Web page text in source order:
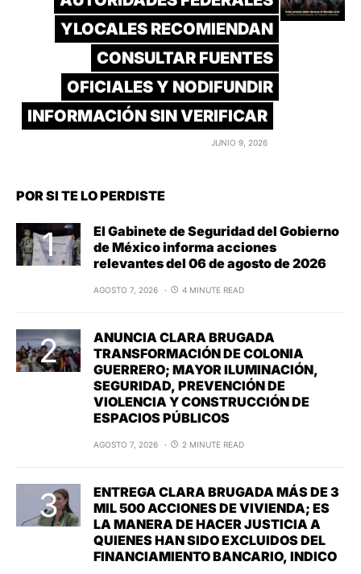
YLOCALES RECOMIENDAN
CONSULTAR FUENTES
OFICIALES Y NODIFUNDIR
INFORMACIÓN SIN VERIFICAR
JUNIO 9, 2026
POR SI TE LO PERDISTE
El Gabinete de Seguridad del Gobierno
de México informa acciones
relevantes del 06 de agosto de 2026
AGOSTO 7, 2026 4 MINUTE READ
ANUNCIA CLARA BRUGADA
TRANSFORMACIÓN DE COLONIA
GUERRERO; MAYOR ILUMINACIÓN,
SEGURIDAD, PREVENCIÓN DE
VIOLENCIA Y CONSTRUCCIÓN DE
ESPACIOS PÚBLICOS
AGOSTO 7, 2026 2 MINUTE READ
ENTREGA CLARA BRUGADA MÁS DE 3
MIL 500 ACCIONES DE VIVIENDA; ES
LA MANERA DE HACER JUSTICIA A
QUIENES HAN SIDO EXCLUIDOS DEL
FINANCIAMIENTO BANCARIO, INDICO